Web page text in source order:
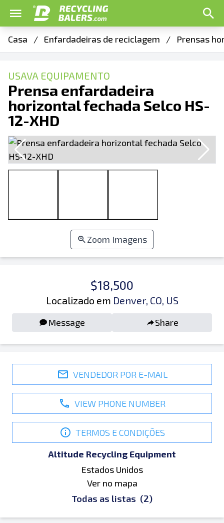
Casa / Enfardadeiras de reciclagem / Prensas
USAVA EQUIPAMENTO
Prensa enfardadeira
horizontal fechada Selco HS-
12-XHD
Zoom Imagens
$18,500
Localizado em Denver, CO, US
Message Share
VENDEDOR POR E-MAIL
VIEW PHONE NUMBER
TERMOS E CONDIÇÕES
Altitude Recycling Equipment
Estados Unidos
Ver no mapa
Todas as listas (2)